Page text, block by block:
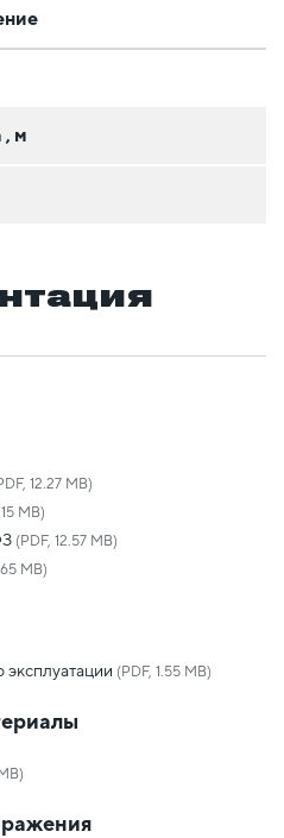
, м
12.27 MB)
MB)
(PDF, 12.57 MB)
MB)
эксплуатации (PDF, 1.55 MB)